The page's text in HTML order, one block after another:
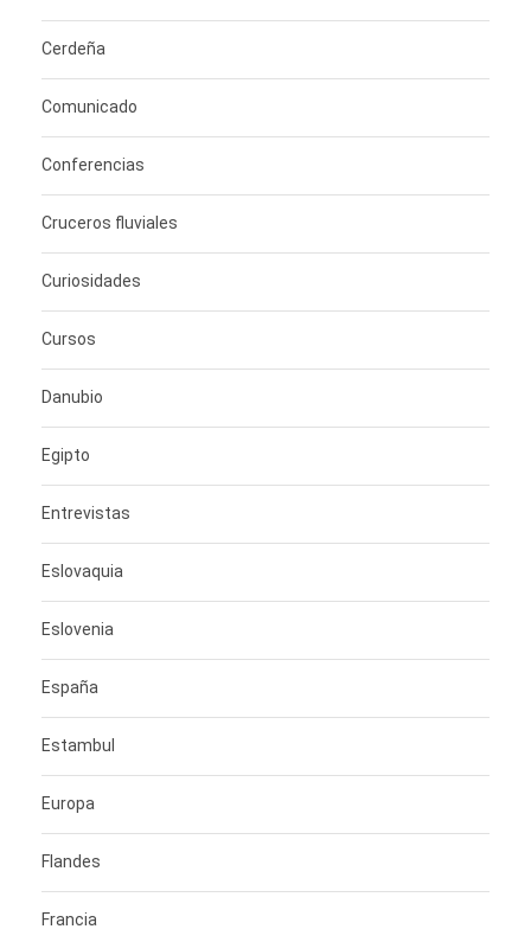
Cerdeña
Comunicado
Conferencias
Cruceros fluviales
Curiosidades
Cursos
Danubio
Egipto
Entrevistas
Eslovaquia
Eslovenia
España
Estambul
Europa
Flandes
Francia